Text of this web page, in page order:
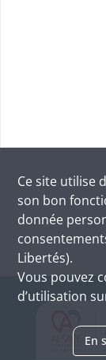
Ce site utilise
son bon
donnée
Libertés).
Vous pouvez
d’utilisation
En